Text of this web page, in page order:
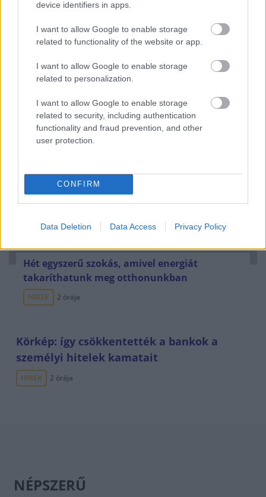
device identifiers in apps.
I want to allow Google to enable storage
related to functionality of the website or app.
I want to allow Google to enable storage
related to personalization.
I want to allow Google to enable storage
related to security, including authentication
functionality and fraud prevention, and other
user protection.
CONFIRM
Data Deletion Data Access Privacy Policy
Heaven Street Seven: nézz vissza, és nézd
LIFESTYLE 40 perce
Az éjszakai támadások mérlege az ukrán-
orosz határon: 3 civil halott, 13 sebesült
HÍREK egy órája
Hét egyszerű szokás, amivel energiát
takaríthatunk meg otthonunkban
HÍREK 2 órája
Körkép: így csökkentették a bankok a
személyi hitelek kamatait
HÍREK 2 órája
NÉPSZERŰ